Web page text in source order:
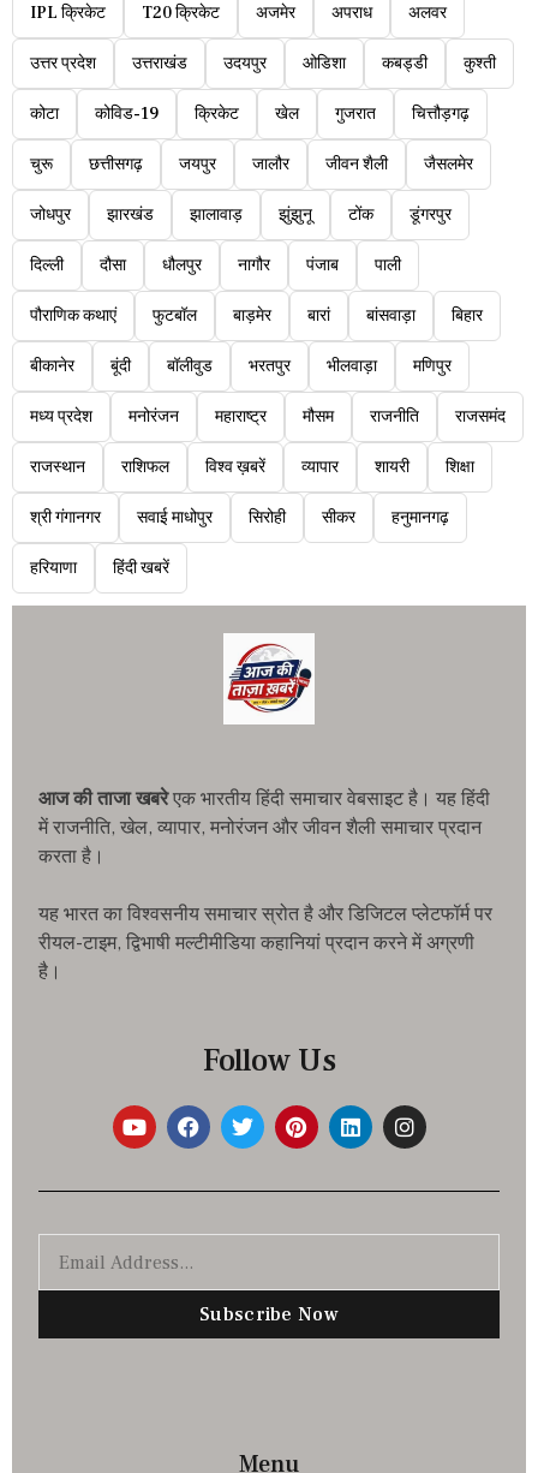
IPL क्रिकेट T20 क्रिकेट अजमेर अपराध अलवर
उत्तर प्रदेश उत्तराखंड उदयपुर ओडिशा कबड्डी कुश्ती
कोटा कोविड-19 क्रिकेट खेल गुजरात चित्तौड़गढ़
चुरू छत्तीसगढ़ जयपुर जालौर जीवन शैली जैसलमेर
जोधपुर झारखंड झालावाड़ झुंझुनू टोंक डूंगरपुर
दिल्ली दौसा धौलपुर नागौर पंजाब पाली
पौराणिक कथाएं फुटबॉल बाड़मेर बारां बांसवाड़ा बिहार
बीकानेर बूंदी बॉलीवुड भरतपुर भीलवाड़ा मणिपुर
मध्य प्रदेश मनोरंजन महाराष्ट्र मौसम राजनीति राजसमंद
राजस्थान राशिफल विश्व ख़बरें व्यापार शायरी शिक्षा
श्री गंगानगर सवाई माधोपुर सिरोही सीकर हनुमानगढ़
हरियाणा हिंदी खबरें
आज की ताजा खबरेएक भारतीय हिंदी समाचार वेबसाइट है। यह हिंदी
में राजनीति, खेल, व्यापार, मनोरंजन और जीवन शैली समाचार प्रदान
करता है।
यह भारत का विश्वसनीय समाचार स्रोत है और डिजिटल प्लेटफॉर्म पर
रीयल-टाइम, द्विभाषी मल्टीमीडिया कहानियां प्रदान करने में अग्रणी
है।
Follow Us
Subscribe Now
Menu